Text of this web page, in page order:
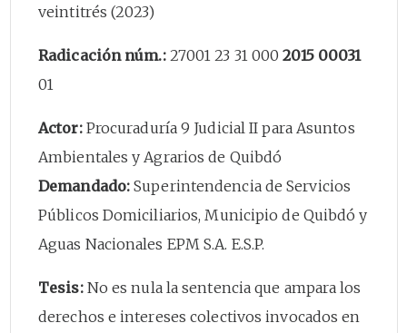
veintitrés (2023)
Radicación núm.: 27001 23 31 0002015 00031
01
Actor: Procuraduría 9 Judicial II para Asuntos
Ambientales y Agrarios de Quibdó
Demandado:Superintendencia de Servicios
Públicos Domiciliarios, Municipio de Quibdó y
Aguas Nacionales EPM S.A. E.S.P.
Tesis: No es nula la sentencia que ampara los
derechos e intereses colectivos invocados en